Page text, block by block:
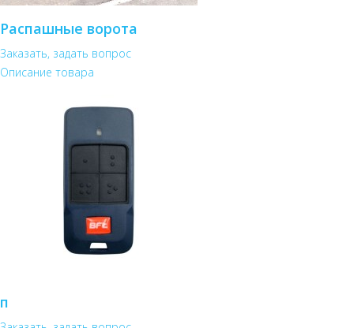
Распашные ворота
Заказать, задать вопрос
Описание товара
п